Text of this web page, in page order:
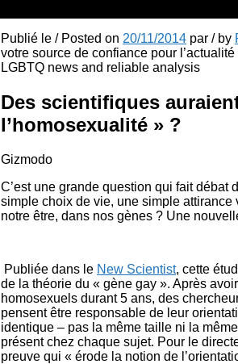
Publié le / Posted on 20/11/2014 par / by
votre source de confiance pour
LGBTQ news and reliable analysis
Des scientifiques
l’homosexualité » ?
Gizmodo
C’est une grande question qui fait débat
simple choix de vie, une simple attirance
notre être, dans nos gènes ? Une
Publiée dans le New Scientist, cette
de la théorie du « gène gay ». Après
homosexuels durant 5 ans, des
pensent être responsable de leur
identique – pas la même taille ni la
présent chez chaque sujet. Pour le
preuve qui « érode la notion de